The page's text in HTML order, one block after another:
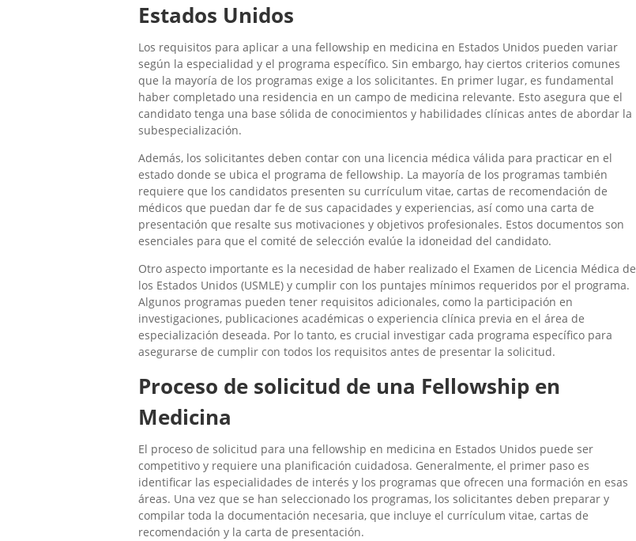
Estados Unidos
Los requisitos para aplicar a una fellowship en medicina en Estados Unidos pueden variar
según la especialidad y el programa específico. Sin embargo, hay ciertos criterios comunes
que la mayoría de los programas exige a los solicitantes. En primer lugar, es fundamental
haber completado una residencia en un campo de medicina relevante. Esto asegura que el
candidato tenga una base sólida de conocimientos y habilidades clínicas antes de abordar la
subespecialización.
Además, los solicitantes deben contar con una licencia médica válida para practicar en el
estado donde se ubica el programa de fellowship. La mayoría de los programas también
requiere que los candidatos presenten su currículum vitae, cartas de recomendación de
médicos que puedan dar fe de sus capacidades y experiencias, así como una carta de
presentación que resalte sus motivaciones y objetivos profesionales. Estos documentos son
esenciales para que el comité de selección evalúe la idoneidad del candidato.
Otro aspecto importante es la necesidad de haber realizado el Examen de Licencia Médica de
los Estados Unidos (USMLE) y cumplir con los puntajes mínimos requeridos por el programa.
Algunos programas pueden tener requisitos adicionales, como la participación en
investigaciones, publicaciones académicas o experiencia clínica previa en el área de
especialización deseada. Por lo tanto, es crucial investigar cada programa específico para
asegurarse de cumplir con todos los requisitos antes de presentar la solicitud.
Proceso de solicitud de una Fellowship en
Medicina
El proceso de solicitud para una fellowship en medicina en Estados Unidos puede ser
competitivo y requiere una planificación cuidadosa. Generalmente, el primer paso es
identificar las especialidades de interés y los programas que ofrecen una formación en esas
áreas. Una vez que se han seleccionado los programas, los solicitantes deben preparar y
compilar toda la documentación necesaria, que incluye el currículum vitae, cartas de
recomendación y la carta de presentación.